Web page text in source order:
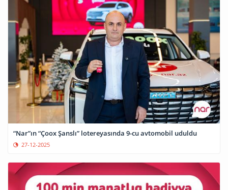
“Nar”ın “Çoox Şanslı” lotereyasında 9-cu avtomobil uduldu
27-12-2025